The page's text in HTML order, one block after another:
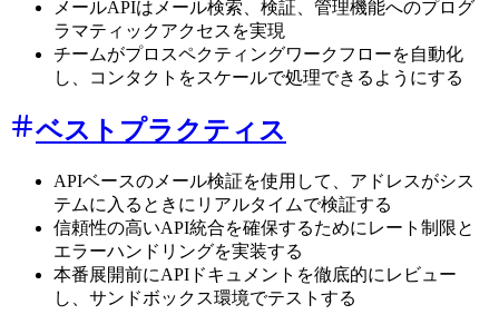
メールAPIはメール検索、検証、管理機能へのプログ
ラマティックアクセスを実現
チームがプロスペクティングワークフローを自動化
し、コンタクトをスケールで処理できるようにする
ベストプラクティス
APIベースのメール検証を使用して、アドレスがシス
テムに入るときにリアルタイムで検証する
信頼性の高いAPI統合を確保するためにレート制限と
エラーハンドリングを実装する
本番展開前にAPIドキュメントを徹底的にレビュー
し、サンドボックス環境でテストする